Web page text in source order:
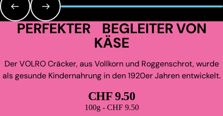
PERFEKTER BEGLEITER VON
KÄSE
Der VOLRO Cräcker, aus Vollkorn und Roggenschrot, wurde
als gesunde Kindernahrung in den 1920er Jahren entwickelt.
CHF 9.50
Grundpreis
100g - CHF 9.50